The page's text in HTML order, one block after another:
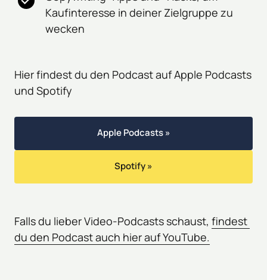
Kaufinteresse in deiner Zielgruppe zu
wecken
Hier findest du den Podcast auf Apple Podcasts
und Spotify
Apple Podcasts »
Spotify »
Falls du lieber Video-Podcasts schaust,
du den Podcast auch hier auf YouTube.